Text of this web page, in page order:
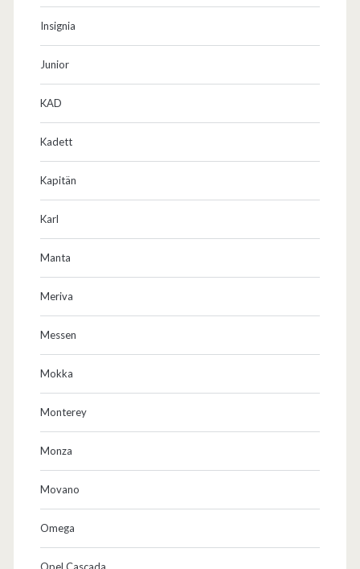
Insignia
Junior
KAD
Kadett
Kapitän
Karl
Manta
Meriva
Messen
Mokka
Monterey
Monza
Movano
Omega